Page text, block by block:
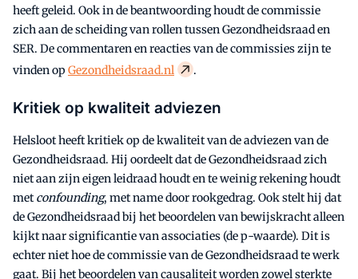
heeft geleid. Ook in de beantwoording houdt de commissie
zich aan de scheiding van rollen tussen Gezondheidsraad en
SER. De commentaren en reacties van de commissies zijn te
vinden op Gezondheidsraad.nl .
Kritiek op kwaliteit adviezen
Helsloot heeft kritiek op de kwaliteit van de adviezen van de
Gezondheidsraad. Hij oordeelt dat de Gezondheidsraad zich
niet aan zijn eigen leidraad houdt en te weinig rekening houdt
metconfounding, met name door rookgedrag. Ook stelt hij dat
de Gezondheidsraad bij het beoordelen van bewijskracht alleen
kijkt naar significantie van associaties (de p-waarde). Dit is
echter niet hoe de commissie van de Gezondheidsraad te werk
gaat. Bij het beoordelen van causaliteit worden zowel sterkte